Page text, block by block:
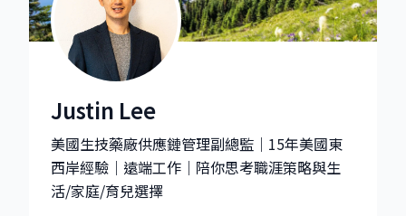
Justin Lee|Associate Director, Global Supply Chain
Justin Lee
美國生技藥廠供應鏈管理副總監｜15年美國東
西岸經驗｜遠端工作｜陪你思考職涯策略與生
活/家庭/育兒選擇